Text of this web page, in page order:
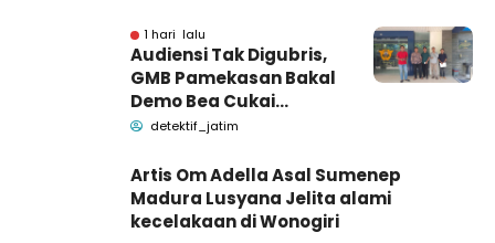
1 hari lalu
Audiensi Tak Digubris,
GMB Pamekasan Bakal
Demo Bea Cukai
Madura
detektif_jatim
Artis Om Adella Asal Sumenep
Madura Lusyana Jelita alami
kecelakaan di Wonogiri